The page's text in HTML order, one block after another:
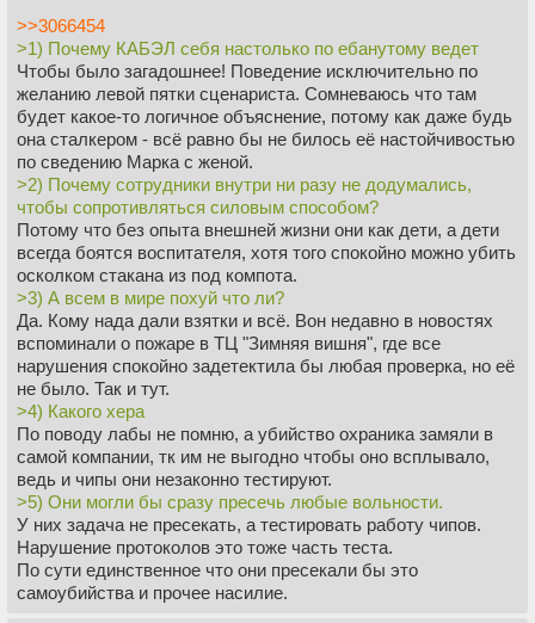
>>3066454
>1) Почему КАБЭЛ себя настолько по ебанутому ведет
Чтобы было загадошнее! Поведение исключительно по
желанию левой пятки сценариста. Сомневаюсь что там
будет какое-то логичное объяснение, потому как даже будь
она сталкером - всё равно бы не билось её настойчивостью
по сведению Марка с женой.
>2) Почему сотрудники внутри ни разу не додумались,
чтобы сопротивляться силовым способом?
Потому что без опыта внешней жизни они как дети, а дети
всегда боятся воспитателя, хотя того спокойно можно убить
осколком стакана из под компота.
>3) А всем в мире похуй что ли?
Да. Кому нада дали взятки и всё. Вон недавно в новостях
вспоминали о пожаре в ТЦ "Зимняя вишня", где все
нарушения спокойно задетектила бы любая проверка, но её
не было. Так и тут.
>4) Какого хера
По поводу лабы не помню, а убийство охраника замяли в
самой компании, тк им не выгодно чтобы оно всплывало,
ведь и чипы они незаконно тестируют.
>5) Они могли бы сразу пресечь любые вольности.
У них задача не пресекать, а тестировать работу чипов.
Нарушение протоколов это тоже часть теста.
По сути единственное что они пресекали бы это
самоубийства и прочее насилие.